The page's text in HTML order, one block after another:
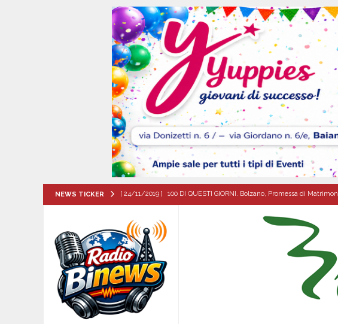
NEWS TICKER [ 24/11/2019 ] 100 DI QUESTI GIORNI. Bolzano, Promessa di
[ 06/08/2026 ] ‘O PRUVERBIO D’ ‘O JUORNO. Giovedì 6 agosto 2026
[ 06/08/2026 ] ALMANACCO DEL GIORNO. Giovedí, 6 Agosto 2026
[ 06/08/2026 ] SANT’Oggi. Giovedì 6 agosto si celebra la
[ 05/08/2026 ] Taurano, il Centro Estivo Comunale si chiude con
San Giovanni del Palco